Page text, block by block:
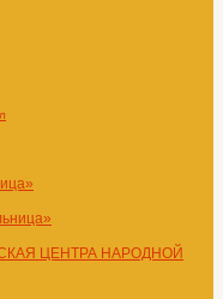
ЦЕНТРА НАРОДНОЙ